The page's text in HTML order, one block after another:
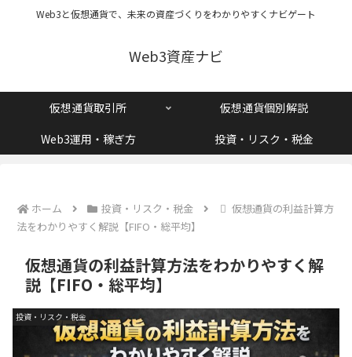
Web3と仮想通貨で、未来の資産づくりをわかりやすくナビゲート
Web3資産ナビ
仮想通貨取引所
仮想通貨個別解説
Web3運用・稼ぎ方
投資・リスク・税金
ホーム 投資・リスク・税金
仮想通貨の利益計算方
法をわかりやすく解説【FIFO・総平均】
仮想通貨の利益計算方法をわかりやすく解
説【FIFO・総平均】
投資・リスク・税金